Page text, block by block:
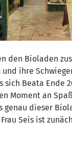
Bioladen
ihre
Beata
an
genau dieser
Seis ist